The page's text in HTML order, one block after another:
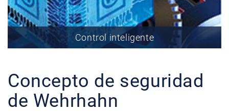
Control inteligente
Concepto de seguridad
de Wehrhahn